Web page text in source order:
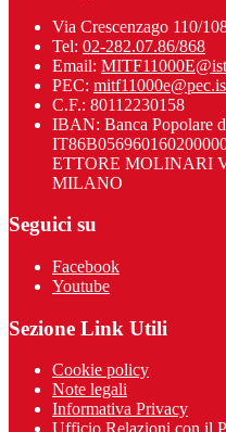
Via Crescenzago 110/
Tel: 02-282.07.86/868
Email:
PEC:
C.F.: 80112230158
IBAN: Banca Popolare
ETTORE MOLINARI
MILANO
Seguici su
Facebook
Youtube
Sezione Link Utili
Cookie policy
Note legali
Informativa Privacy